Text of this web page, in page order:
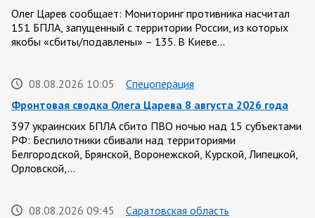
Олег Царев сообщает: Мониторинг противника насчитал
151 БПЛА, запущенный с территории России, из которых
якобы «сбиты/подавлены» – 135. В Киеве…
08.08.2026 10:05
Спецоперация
Фронтовая сводка Олега Царева 8 августа 2026 года
397 украинских БПЛА сбито ПВО ночью над 15 субъектами
РФ: Беспилотники сбивали над территориями
Белгородской, Брянской, Воронежской, Курской, Липецкой,
Орловской,…
08.08.2026 09:45
Саратовская область